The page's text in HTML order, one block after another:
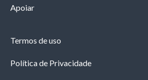
Apoiar
Termos de uso
Política de Privacidade